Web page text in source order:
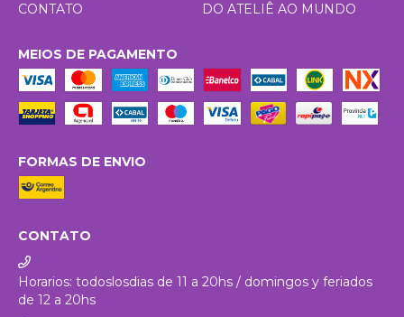
CONTATO DO ATELIÊ AO MUNDO
MEIOS DE PAGAMENTO
FORMAS DE ENVIO
CONTATO
Horarios: todoslosdias de 11 a 20hs / domingos y feriados
de 12 a 20hs